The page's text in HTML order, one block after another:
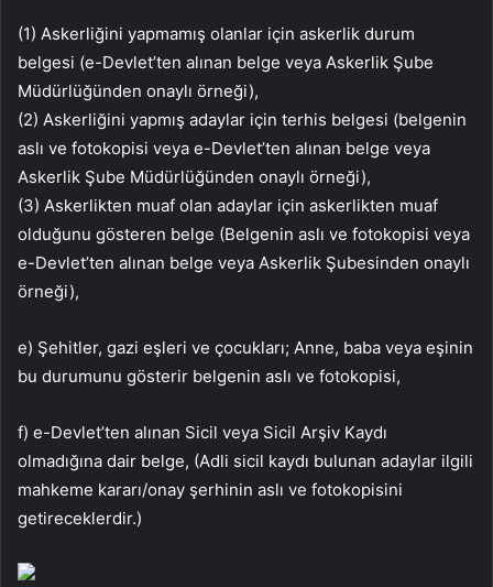
(1) Askerliğini yapmamış olanlar için askerlik durum
belgesi (e-Devlet’ten alınan belge veya Askerlik Şube
Müdürlüğünden onaylı örneği),
(2) Askerliğini yapmış adaylar için terhis belgesi (belgenin
aslı ve fotokopisi veya e-Devlet’ten alınan belge veya
Askerlik Şube Müdürlüğünden onaylı örneği),
(3) Askerlikten muaf olan adaylar için askerlikten muaf
olduğunu gösteren belge (Belgenin aslı ve fotokopisi veya
e-Devlet’ten alınan belge veya Askerlik Şubesinden onaylı
örneği),
e) Şehitler, gazi eşleri ve çocukları; Anne, baba veya eşinin
bu durumunu gösterir belgenin aslı ve fotokopisi,
f) e-Devlet’ten alınan Sicil veya Sicil Arşiv Kaydı
olmadığına dair belge, (Adli sicil kaydı bulunan adaylar ilgili
mahkeme kararı/onay şerhinin aslı ve fotokopisini
getireceklerdir.)